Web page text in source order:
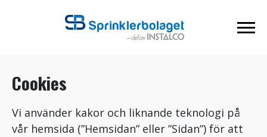
Cookies
Vi använder kakor och liknande teknologi på
vår hemsida (”Hemsidan” eller ”Sidan”) för att